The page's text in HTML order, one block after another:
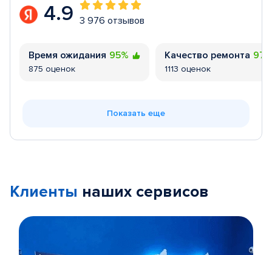
4.9 3 976 отзывов
Время ожидания 95%
875 оценок
Качество ремонта
1113 оценок
Показать еще
Клиенты наших сервисов